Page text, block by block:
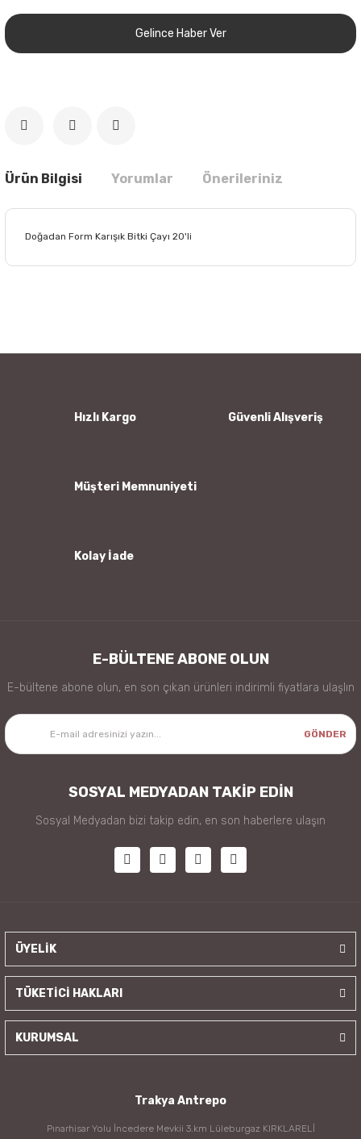
Gelince Haber Ver
Ürün Bilgisi Yorumlar Önerileriniz
Doğadan Form Karışık Bitki Çayı 20'li
Ürün bilgilerinde hatalar bulunuyor.
Hızlı Kargo Güvenli Alışveriş
Müşteri Memnuniyeti
Kolay İade
E-BÜLTENE ABONE OLUN
E-bültene abone olun, en son çıkan ürünleri indirimli fiyatlara ulaşlın
GÖNDER
SOSYAL MEDYADAN TAKİP EDİN
Sosyal Medyadan bizi takip edin, en son haberlere ulaşın
ÜYELİK
TÜKETİCİ HAKLARI
KURUMSAL
Trakya Antrepo
Pınarhisar Yolu İncedere Mevkii 3.km Lüleburgaz KIRKLARELİ